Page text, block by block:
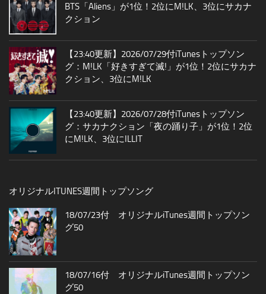
BTS「Aliens」が1位！2位にM!LK、3位にサカナ
クション
【23:40更新】2026/07/29付iTunesトップソン
グ：M!LK「好きすぎて滅!」が1位！2位にサカナ
クション、3位にM!LK
【23:40更新】2026/07/28付iTunesトップソン
グ：サカナクション「夜の踊り子」が1位！2位
にM!LK、3位にILLIT
オリジナルITUNES週間トップソング
18/07/23付 オリジナルiTunes週間トップソン
グ50
18/07/16付 オリジナルiTunes週間トップソン
グ50